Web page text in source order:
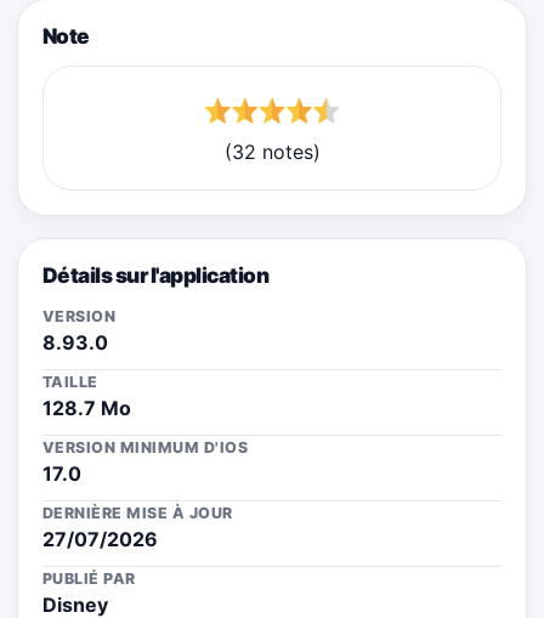
Note
(32 notes)
Détails sur l'application
VERSION
8.93.0
TAILLE
128.7 Mo
VERSION MINIMUM D'IOS
17.0
DERNIÈRE MISE À JOUR
27/07/2026
PUBLIÉ PAR
Disney